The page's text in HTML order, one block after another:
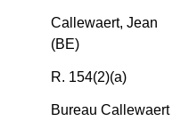
Callewaert, Jean
(BE)
R. 154(2)(a)
Bureau Callewaert